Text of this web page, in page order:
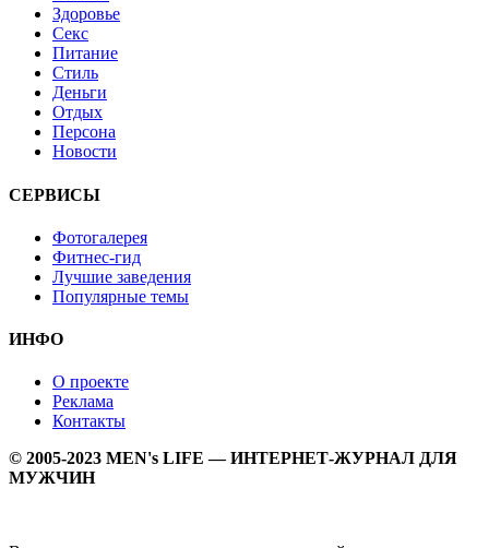
Здоровье
Секс
Питание
Стиль
Деньги
Отдых
Персона
Новости
СЕРВИСЫ
Фотогалерея
Фитнес-гид
Лучшие заведения
Популярные темы
ИНФО
О проекте
Реклама
Контакты
© 2005-2023 MEN's LIFE — ИНТЕРНЕТ-ЖУРНАЛ ДЛЯ
МУЖЧИН